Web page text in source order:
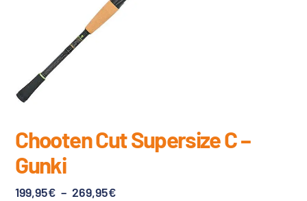
Chooten Cut Supersize C –
Gunki
199,95€ – 269,95€Plage